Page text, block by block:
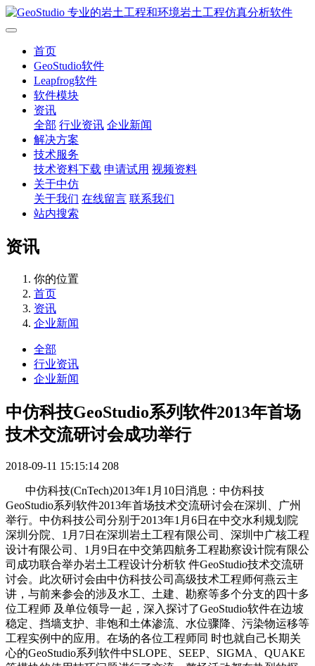
首页
GeoStudio软件
Leapfrog软件
软件模块
资讯
全部 行业资讯 企业新闻
解决方案
技术服务
技术资料下载 申请试用 视频资料
关于中仿
关于我们 在线留言 联系我们
站内搜索
资讯
你的位置
首页
资讯
企业新闻
全部
行业资讯
企业新闻
中仿科技GeoStudio系列软件2013年首场
技术交流研讨会成功举行
2018-09-11 15:15:14 208
中仿科技(CnTech)2013年1月10日消息：中仿科技
GeoStudio系列软件2013年首场技术交流研讨会在深圳、广州
举行。中仿科技公司分别于2013年1月6日在中交水利规划院
深圳分院、1月7日在深圳岩土工程有限公司、深圳中广核工程
设计有限公司、1月9日在中交第四航务工程勘察设计院有限公
司成功联合举办岩土工程设计分析软 件GeoStudio技术交流研
讨会。此次研讨会由中仿科技公司高级技术工程师何燕云主
讲，与前来参会的涉及水工、土建、勘察等多个分支的四十多
位工程师 及单位领导一起，深入探讨了GeoStudio软件在边坡
稳定、挡墙支护、非饱和土体渗流、水位骤降、污染物运移等
工程实例中的应用。在场的各位工程师同 时也就自己长期关
心的GeoStudio系列软件中SLOPE、SEEP、SIGMA、QUAKE